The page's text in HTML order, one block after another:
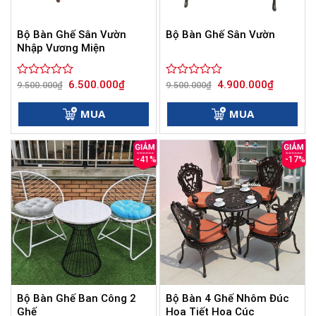
Bộ Bàn Ghế Sân Vườn
Nhập Vương Miện
Được
sao
9.500.000₫ Giá
gốc
là:
9.500.000₫.
6.500.000₫Giá
hiện
tại
MUA
Bộ Bàn Ghế Sân Vườn
Được
sao
9.500.000₫ Giá
gốc
là:
9.500.000₫.
4.900.000₫Giá
hiện
tại
MUA
-41%
Bộ Bàn Ghế Ban Công 2
Ghế
-17%
Bộ Bàn 4 Ghế Nhôm Đúc
Họa Tiết Hoa Cúc